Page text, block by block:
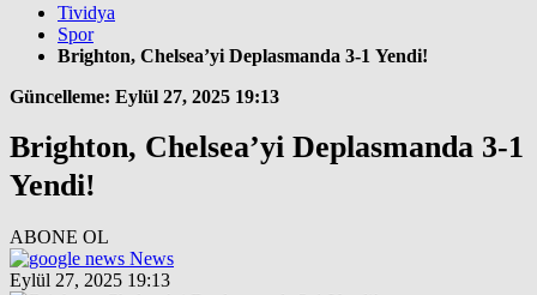
Tividya
Spor
Brighton, Chelsea’yi Deplasmanda 3-1 Yendi!
Güncelleme: Eylül 27, 2025 19:13
Brighton, Chelsea’yi Deplasmanda 3-1
Yendi!
ABONE OL
News
Eylül 27, 2025 19:13